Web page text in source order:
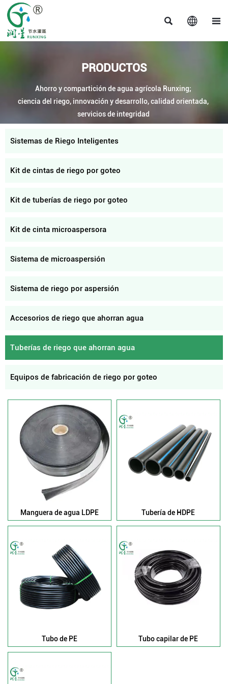
  
PRODUCTOS
Ahorro y compartición de agua agrícola Runxing;
ciencia del riego, innovación y desarrollo, calidad orientada,
servicios de integridad
Sistemas de Riego Inteligentes
Kit de cintas de riego por goteo
Kit de tuberías de riego por goteo
Kit de cinta microaspersora
Sistema de microaspersión
Sistema de riego por aspersión
Accesorios de riego que ahorran agua
Tuberías de riego que ahorran agua
Equipos de fabricación de riego por goteo
Manguera de agua LDPE Tubería de HDPE
Tubo de PE Tubo capilar de PE